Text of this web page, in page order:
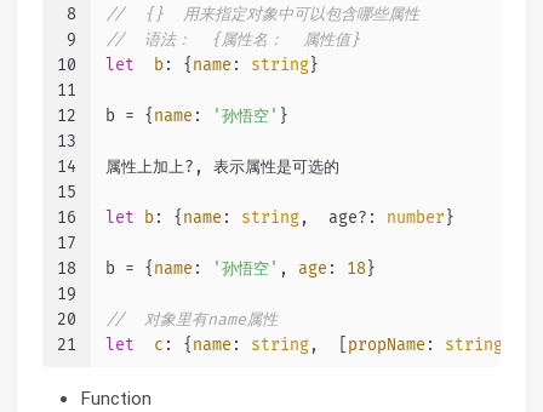
8
9
10
11
12
13
14
15
16
17
18
19
20
21
//  {}  用来指定对象中可以包含哪些属性
//  语法：  {属性名：  属性值}
let
b: { name : string}
b = { name : '孙悟空' }
属性上加上?, 表示属性是可选的
let b: { name : string,  age?: number }
b = { name : '孙悟空' , age : 18}
//  对象里有name属性
let
c : { name : string,  [ propName : string
Function